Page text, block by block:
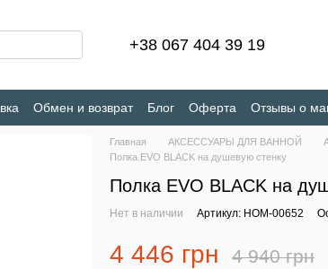
+38 067 404 39 19
Обмен и возврат Блог Оферта
Отзывы о
Главная АКСЕССУАРЫ ДЛЯ ВАННОЙ
Полка EVO BLACK на душевую стенку
Полка EVO BLACK на
Нет в наличии Артикул: HOM-00652
4 446 грн 4 940 грн